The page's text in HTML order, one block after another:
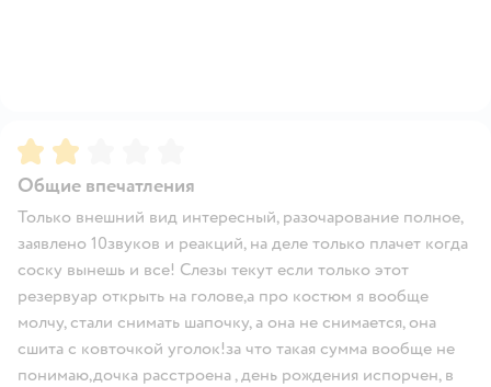
Рейтинг:
Общие впечатления
Только внешний вид интересный, разочарование полное,
заявлено 10звуков и реакций, на деле только плачет когда
соску вынешь и все! Слезы текут если только этот
резервуар открыть на голове,а про костюм я вообще
молчу, стали снимать шапочку, а она не снимается, она
сшита с ковточкой уголок!за что такая сумма вообще не
понимаю,дочка расстроена , день рождения испорчен, в